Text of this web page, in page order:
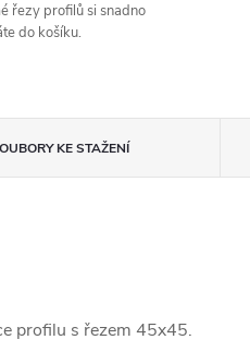
řezy profilů si snadno
do košíku.
KE STAŽENÍ
profilu s řezem 45x45.